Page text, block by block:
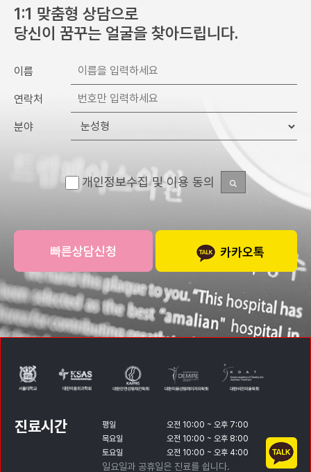
1:1 맞춤형 상담으로
당신이 꿈꾸는 얼굴을 찾아드립니다.
이름
연락처
분야
개인정보수집 및 이용 동의
카카오톡
진료시간 평일
오전 10:00 ~ 오후 7:00
목요일
오전 10:00 ~ 오후 8:00
토요일
오전 10:00 ~ 오후 4:00
일요일과 공휴일은 진료를 쉽니다.